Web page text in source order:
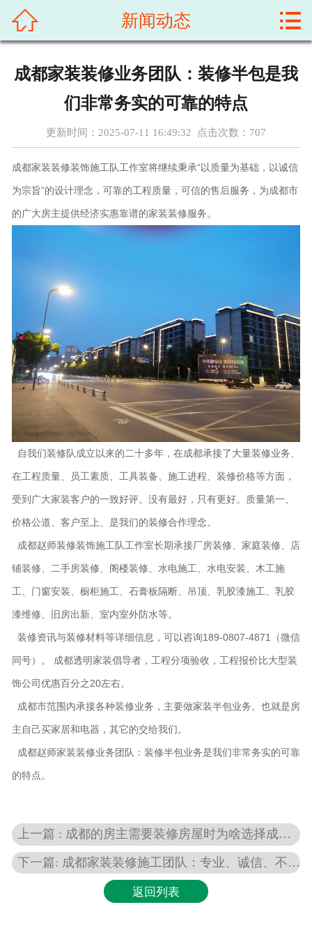
新闻动态
成功案例
联系我们
 新闻动态 
成都家装装修业务团队：装修半包是我
们非常务实的可靠的特点
更新时间：2025-07-11 16:49:32 点击次数： 707
成都家装装修装饰施工队工作室将继续秉承“以质量为基础，以诚信
为宗旨”的设计理念，可靠的工程质量，可信的售后服务，为成都市
的广大房主提供经济实惠靠谱的家装装修服务。
自我们装修队成立以来的二十多年，在成都承接了大量装修业务、
在工程质量、员工素质、工具装备、施工进程、装修价格等方面，
受到广大家装客户的一致好评。没有最好，只有更好。质量第一、
价格公道、客户至上、是我们的装修合作理念。
成都赵师装修装饰施工队工作室长期承接厂房装修、家庭装修、店
铺装修、二手房装修、阁楼装修、水电施工、水电安装、木工施
工、门窗安装、橱柜施工、石膏板隔断、吊顶、乳胶漆施工、乳胶
漆维修、旧房出新、室内室外防水等。
装修资讯与装修材料等详细信息，可以咨询189-0807-4871（微信
同号）。 成都透明家装倡导者，工程分项验收，工程报价比大型装
饰公司优惠百分之20左右。
成都市范围内承接各种装修业务，主要做家装半包业务。也就是房
主自己买家居和电器，其它的交给我们。
成都赵师家装装修业务团队：装修半包业务是我们非常务实的可靠
的特点。
上一篇 : 成都的房主需要装修房屋时为啥选择成都赵师装修工作室啦
下一篇: 成都家装装修施工团队：专业、诚信、不转包
返回列表